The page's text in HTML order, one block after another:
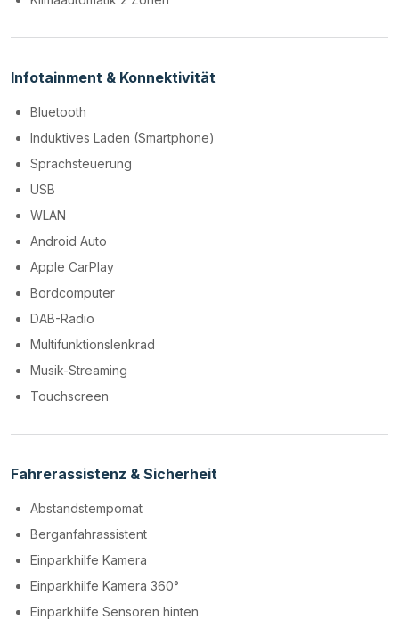
Infotainment & Konnektivität
Bluetooth
Induktives Laden (Smartphone)
Sprachsteuerung
USB
WLAN
Android Auto
Apple CarPlay
Bordcomputer
DAB-Radio
Multifunktionslenkrad
Musik-Streaming
Touchscreen
Fahrerassistenz & Sicherheit
Abstandstempomat
Berganfahrassistent
Einparkhilfe Kamera
Einparkhilfe Kamera 360°
Einparkhilfe Sensoren hinten